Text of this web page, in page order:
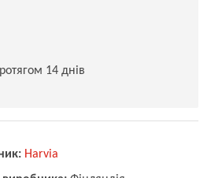
14 днів
Harvia